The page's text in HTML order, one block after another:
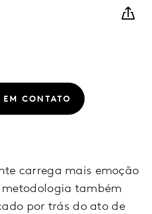
EM CONTATO
carrega mais emoção
metodologia também
por trás do ato de